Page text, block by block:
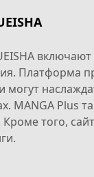
Платформа
MANGA Plus
того,